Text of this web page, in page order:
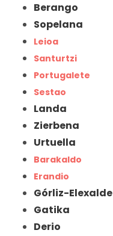
Berango
Sopelana
Leioa
Santurtzi
Portugalete
Sestao
Landa
Zierbena
Urtuella
Barakaldo
Erandio
Górliz-Elexalde
Gatika
Derio